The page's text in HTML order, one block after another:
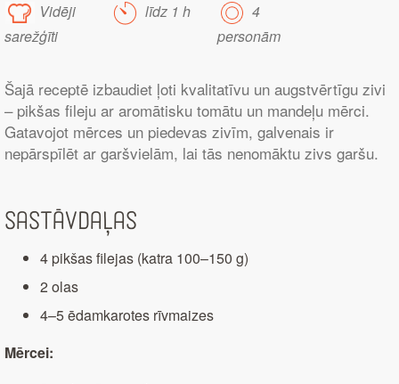
Vidēji
sarežģīti
līdz 1 h
4
personām
Šajā receptē izbaudiet ļoti kvalitatīvu un augstvērtīgu zivi
– pikšas fileju ar aromātisku tomātu un mandeļu mērci.
Gatavojot mērces un piedevas zivīm, galvenais ir
nepārspīlēt ar garšvielām, lai tās nenomāktu zivs garšu.
Sastāvdaļas
4 pikšas filejas (katra 100–150 g)
2 olas
4–5 ēdamkarotes rīvmaizes
Mērcei: